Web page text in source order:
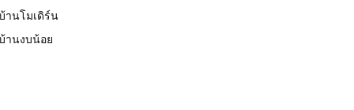
านโมเดิร์น
านงบน้อย